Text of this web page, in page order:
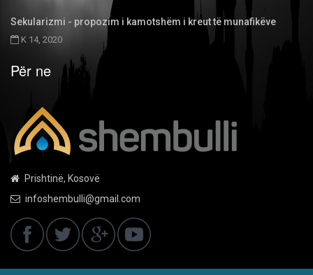
Sekularizmi - propozim i kamotshëm i kreut të munafikëve
K 14, 2020
Për ne
Prishtinë, Kosovë
infoshembulli@gmail.com